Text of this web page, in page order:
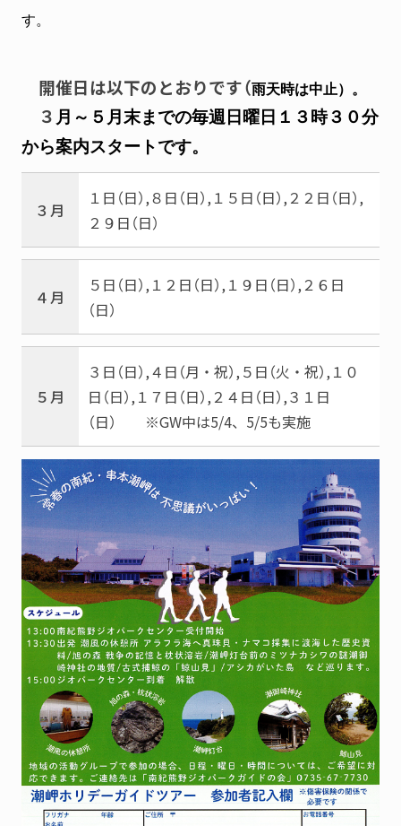
す。
開催日は以下のとおりです（雨天時は中止）。
３ 月～５月末までの毎週日曜日１３時３０分
から案内スタートです。
３月
１日（日）,８日（日）,１５日（日）,２２日（日）,
２９日（日）
４月
５日（日）,１２日（日）,１９日（日）,２６日
（日）
５月
３日（日）,４日（月・祝）,５日（火・祝）,１０
日（日）,１７日（日）,２４日（日）,３１日
（日） ※GW中は5/4、5/5も実施